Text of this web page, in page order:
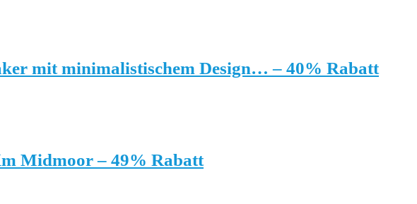
mit minimalistischem Design… – 40% Rabatt
Midmoor – 49% Rabatt